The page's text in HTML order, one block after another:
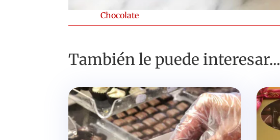
Chocolate
También le puede interesar...